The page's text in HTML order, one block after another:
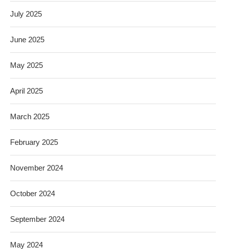
July 2025
June 2025
May 2025
April 2025
March 2025
February 2025
November 2024
October 2024
September 2024
May 2024